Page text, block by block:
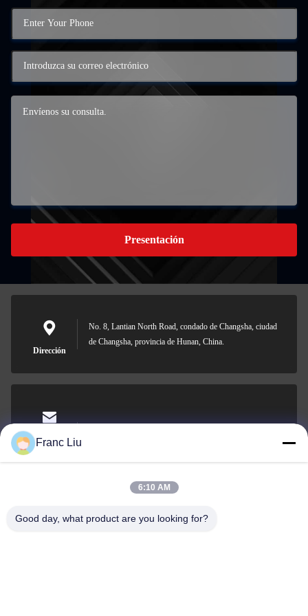
Presentación
Dirección
No. 8, Lantian North Road, condado de Changsha, ciudad
de Changsha, provincia de Hunan, China.
El correo
electrónico
0086-15367845621
Franc Liu
6:10 AM
Good day, what product are you looking for?